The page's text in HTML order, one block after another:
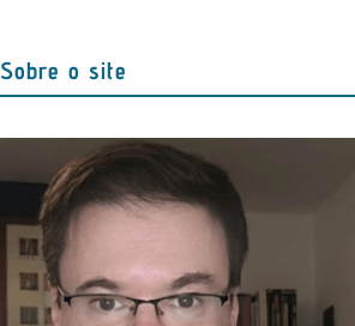
Sobre o site